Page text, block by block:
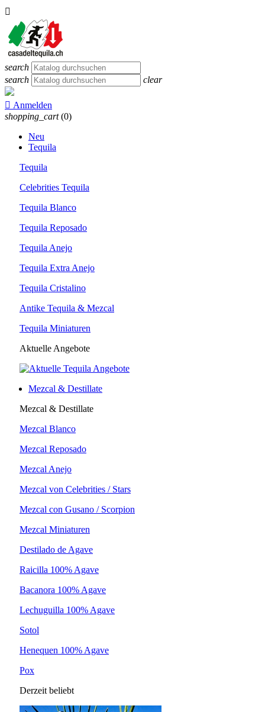

search
search
clear
 Anmelden
shopping_cart (0)
Neu
Tequila
Tequila
Celebrities Tequila
Tequila Blanco
Tequila Reposado
Tequila Anejo
Tequila Extra Anejo
Tequila Cristalino
Antike Tequila & Mezcal
Tequila Miniaturen
Aktuelle Angebote
Mezcal & Destillate
Mezcal & Destillate
Mezcal Blanco
Mezcal Reposado
Mezcal Anejo
Mezcal von Celebrities / Stars
Mezcal con Gusano / Scorpion
Mezcal Miniaturen
Destilado de Agave
Raicilla 100% Agave
Bacanora 100% Agave
Lechuguilla 100% Agave
Sotol
Henequen 100% Agave
Pox
Derzeit beliebt